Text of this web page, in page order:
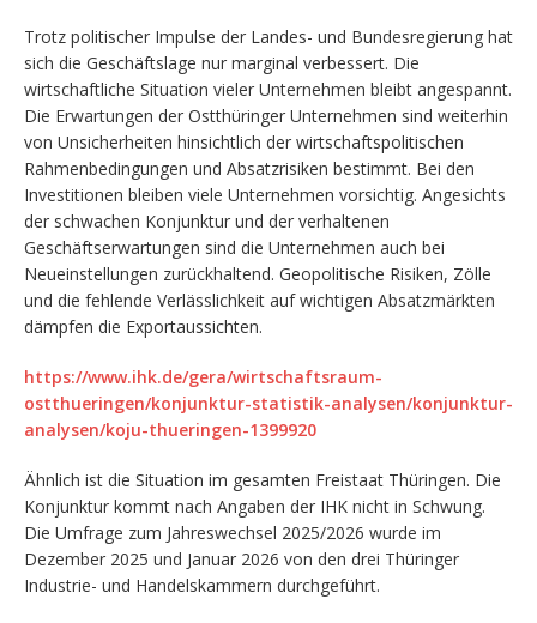
Trotz politischer Impulse der Landes- und Bundesregierung hat
sich die Geschäftslage nur marginal verbessert. Die
wirtschaftliche Situation vieler Unternehmen bleibt angespannt.
Die Erwartungen der Ostthüringer Unternehmen sind weiterhin
von Unsicherheiten hinsichtlich der wirtschaftspolitischen
Rahmenbedingungen und Absatzrisiken bestimmt. Bei den
Investitionen bleiben viele Unternehmen vorsichtig. Angesichts
der schwachen Konjunktur und der verhaltenen
Geschäftserwartungen sind die Unternehmen auch bei
Neueinstellungen zurückhaltend. Geopolitische Risiken, Zölle
und die fehlende Verlässlichkeit auf wichtigen Absatzmärkten
dämpfen die Exportaussichten.
https://www.ihk.de/gera/wirtschaftsraum-
ostthueringen/konjunktur-statistik-analysen/konjunktur-
analysen/koju-thueringen-1399920
Ähnlich ist die Situation im gesamten Freistaat Thüringen. Die
Konjunktur kommt nach Angaben der IHK nicht in Schwung.
Die Umfrage zum Jahreswechsel 2025/2026 wurde im
Dezember 2025 und Januar 2026 von den drei Thüringer
Industrie- und Handelskammern durchgeführt.